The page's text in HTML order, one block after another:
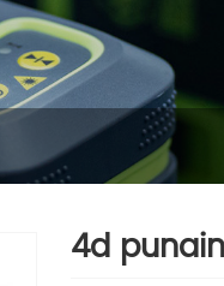
4d